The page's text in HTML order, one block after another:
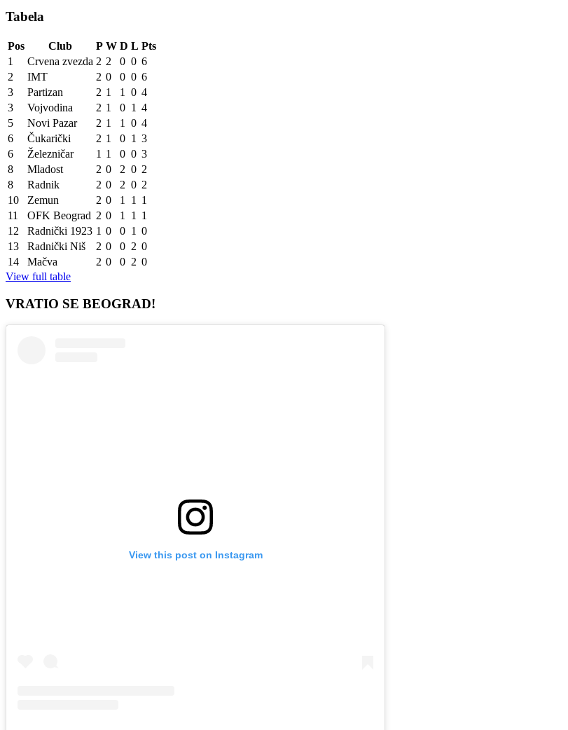
Tabela
Pos Club P W D L Pts
1
Crvena zvezda 2 2 0 0 6
2
IMT 2 0 0 0 6
3
Partizan 2 1 1 0 4
3
Vojvodina 2 1 0 1 4
5
Novi Pazar 2 1 1 0 4
6
Čukarički 2 1 0 1 3
6
Železničar 1 1 0 0 3
8
Mladost 2 0 2 0 2
8
Radnik 2 0 2 0 2
10
Zemun 2 0 1 1
1
11
OFK Beograd 2 0 1 1
1
12
Radnički 1923 1 0 0 1 0
13
Radnički Niš 2 0 0 2 0
14
Mačva 2 0 0 2 0
View full table
VRATIO SE BEOGRAD!
View this post on Instagram